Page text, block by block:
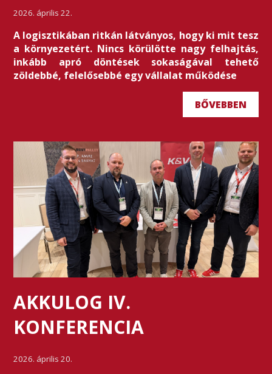
2026. április 22.
A logisztikában ritkán látványos, hogy ki mit tesz
a környezetért. Nincs körülötte nagy felhajtás,
inkább apró döntések sokaságával tehető
zöldebbé, felelősebbé egy vállalat működése
BŐVEBBEN
AKKULOG IV.
KONFERENCIA
2026. április 20.